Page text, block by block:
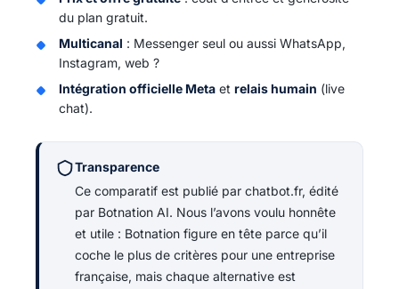
du plan gratuit.
Multicanal : Messenger seul ou aussi WhatsApp,
Instagram, web ?
Intégration officielle Metaet relais humain (live
chat).
Transparence
Ce comparatif est publié par chatbot.fr, édité
par Botnation AI. Nous l’avons voulu honnête
et utile : Botnation figure en tête parce qu’il
coche le plus de critères pour une entreprise
française, mais chaque alternative est